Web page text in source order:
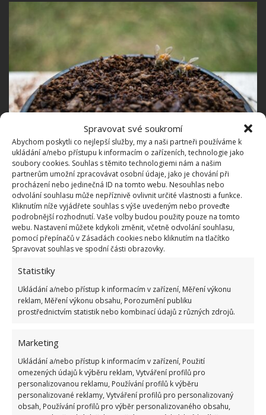
Spravovat své soukromí
Abychom poskytli co nejlepší služby, my a naši partneři používáme k
ukládání a/nebo přístupu k informacím o zařízeních, technologie jako
soubory cookies. Souhlas s těmito technologiemi nám a našim
partnerům umožní zpracovávat osobní údaje, jako je chování při
procházení nebo jedinečná ID na tomto webu. Nesouhlas nebo
odvolání souhlasu může nepříznivě ovlivnit určité vlastnosti a funkce.
Kliknutím níže vyjádřete souhlas s výše uvedeným nebo proveďte
podrobnější rozhodnutí. Vaše volby budou použity pouze na tomto
webu. Nastavení můžete kdykoli změnit, včetně odvolání souhlasu,
pomocí přepínačů v Zásadách cookies nebo kliknutím na tlačítko
Spravovat souhlas ve spodní části obrazovky.
Statistiky
Ukládání a/nebo přístup k informacím v zařízení, Měření výkonu
reklam, Měření výkonu obsahu, Porozumění publiku
prostřednictvím statistik nebo kombinací údajů z různých zdrojů.
Marketing
Ukládání a/nebo přístup k informacím v zařízení, Použití
omezených údajů k výběru reklam, Vytváření profilů pro
personalizovanou reklamu, Používání profilů k výběru
personalizované reklamy, Vytváření profilů pro personalizovaný
obsah, Používání profilů pro výběr personalizovaného obsahu,
Fotografie: Pixabay
Káva okyseluje prostředí
Kávová sedlina se skvěle hodí pro druhy rostlin,
kterým vyhovuje kyselejší prostředí. Díky tomu ji lze
toulitky,
přednost zásaditému nebo neutrálnímu prostředí,
přítomnost kyselého hnojiva velmi těžko snáší. To
zdraví.
Zdroj:Deccoria